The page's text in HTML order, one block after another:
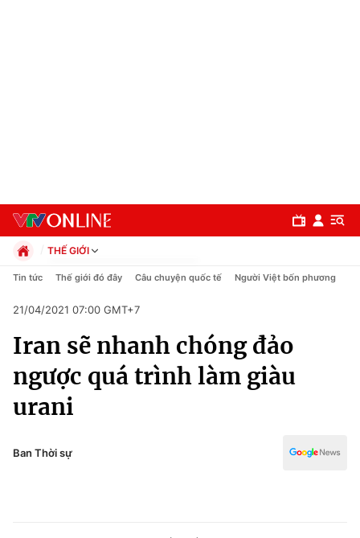
Chuyên mục
Chính trị
Xã hội
Pháp luật
THẾ GIỚI
Chính trị
Pháp luật
Kinh tế
Thể thao
Truyền hình
Văn hóa - Giải trí
Công nghệ
Tin tức Thế giới đó đây Câu chuyện quốc tế Người Việt bốn phương
21/04/2021 07:00 GMT+7
Iran sẽ nhanh chóng đảo
ngược quá trình làm giàu
urani
Ban Thời sự